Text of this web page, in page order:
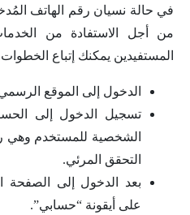
في حالة نسيان رقم الهاتف
من أجل الاستفادة من
المستفيدين يمكنك إتباع الخطوات
الدخول إلى الموقع
تسجيل الدخول إلى
الشخصية للمستخدم وهي
التحقق المرئي.
بعد الدخول إلى الصفحة
على أيقونة “حسابي”.